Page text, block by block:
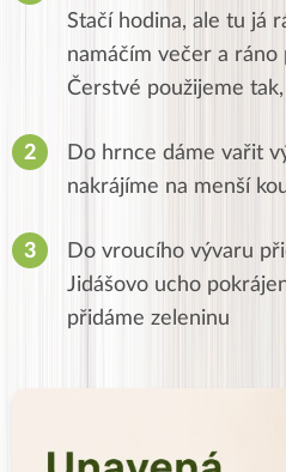
Stačí hodina, ale tu já
namáčím večer a ráno
Čerstvé použijeme tak,
Do hrnce dáme vařit
nakrájíme na menší
Do vroucího vývaru
Jidášovo ucho
přidáme zeleninu